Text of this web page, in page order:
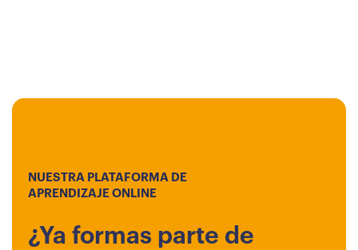
NUESTRA PLATAFORMA DE
APRENDIZAJE ONLINE
¿Ya formas parte de